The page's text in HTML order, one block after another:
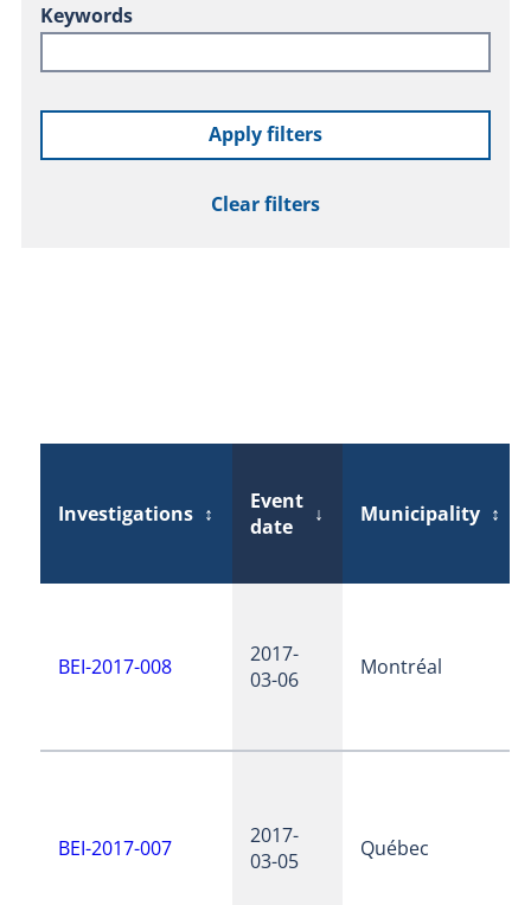
Keywords
Apply filters
Clear filters
Investigations ↕
Event
date
↓ Municipality ↕
BEI-2017-008
2017-
03-06
Montréal
BEI-2017-007
2017-
03-05
Québec